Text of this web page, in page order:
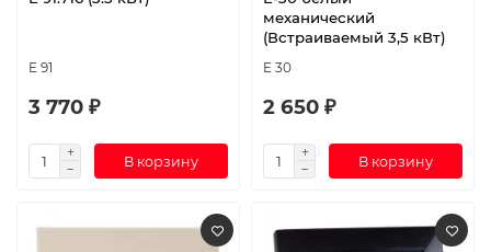
E 91
3 770 ₽
В корзину
механический
(Встраиваемый 3,5 кВт)
E 30
2 650 ₽
В корзину